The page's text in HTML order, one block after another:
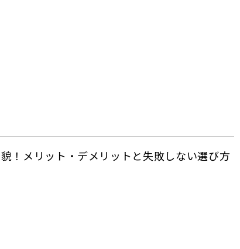
！メリット・デメリットと失敗しない選び方